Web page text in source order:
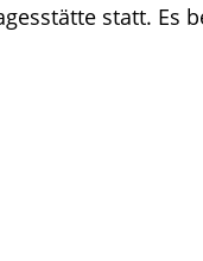
statt. Es